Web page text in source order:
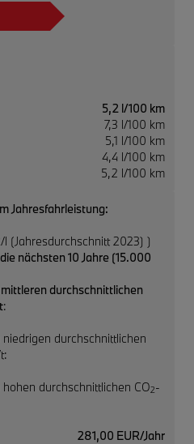
5,2 l/100 km
7,3 l/100 km
5,1 l/100 km
4,4 l/100 km
5,2 l/100 km
Jahresfahrleistung:
(Jahresdurchschnitt 2023) )
nächsten 10 Jahre (15.000
durchschnittlichen
:
durchschnittlichen
durchschnittlichen CO2-
281,00 EUR/Jahr